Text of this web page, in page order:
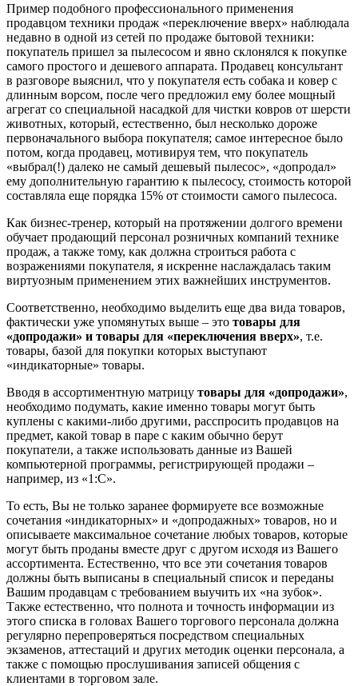
Пример подобного профессионального применения
продавцом техники продаж «переключение вверх» наблюдала
недавно в одной из сетей по продаже бытовой техники:
покупатель пришел за пылесосом и явно склонялся к покупке
самого простого и дешевого аппарата. Продавец консультант
в разговоре выяснил, что у покупателя есть собака и ковер с
длинным ворсом, после чего предложил ему более мощный
агрегат со специальной насадкой для чистки ковров от шерсти
животных, который, естественно, был несколько дороже
первоначального выбора покупателя; самое интересное было
потом, когда продавец, мотивируя тем, что покупатель
«выбрал(!) далеко не самый дешевый пылесос», «допродал»
ему дополнительную гарантию к пылесосу, стоимость которой
составляла еще порядка 15% от стоимости самого пылесоса.
Как бизнес-тренер, который на протяжении долгого времени
обучает продающий персонал розничных компаний технике
продаж, а также тому, как должна строиться работа с
возражениями покупателя, я искренне наслаждалась таким
виртуозным применением этих важнейших инструментов.
Соответственно, необходимо выделить еще два вида товаров,
фактически уже упомянутых выше – это товары для
«допродажи» и товары для «переключения вверх», т.е.
товары, базой для покупки которых выступают
«индикаторные» товары.
Вводя в ассортиментную матрицу товары для «допродажи»,
необходимо подумать, какие именно товары могут быть
куплены с какими-либо другими, расспросить продавцов на
предмет, какой товар в паре с каким обычно берут
покупатели, а также использовать данные из Вашей
компьютерной программы, регистрирующей продажи –
например, из «1:С».
То есть, Вы не только заранее формируете все возможные
сочетания «индикаторных» и «допродажных» товаров, но и
описываете максимальное сочетание любых товаров, которые
могут быть проданы вместе друг с другом исходя из Вашего
ассортимента. Естественно, что все эти сочетания товаров
должны быть выписаны в специальный список и переданы
Вашим продавцам с требованием выучить их «на зубок».
Также естественно, что полнота и точность информации из
этого списка в головах Вашего торгового персонала должна
регулярно перепроверяться посредством специальных
экзаменов, аттестаций и других методик оценки персонала, а
также с помощью прослушивания записей общения с
клиентами в торговом зале.